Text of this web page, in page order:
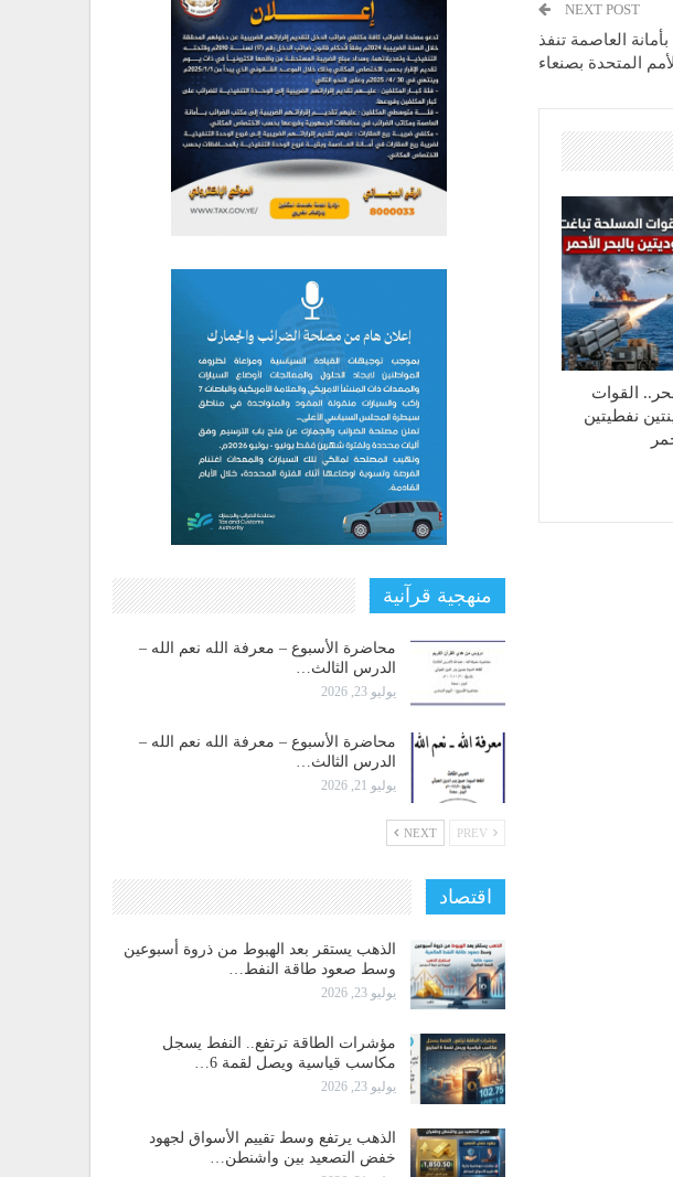
NEXT POST
بأمانة العاصمة تنفذ
المتحدة بصنعاء
القوات
نفطيتين
منهجية قرآنية
محاضرة الأسبوع – معرفة الله نعم الله –
الدرس الثالث…
يوليو 23, 2026
محاضرة الأسبوع – معرفة الله نعم الله –
الدرس الثالث…
يوليو 21, 2026
NEXT
اقتصاد
الذهب يستقر بعد الهبوط من ذروة أسبوعين
وسط صعود طاقة النفط…
يوليو 23, 2026
مؤشرات الطاقة ترتفع.. النفط يسجل
مكاسب قياسية ويصل لقمة 6…
يوليو 23, 2026
الذهب يرتفع وسط تقييم الأسواق لجهود
خفض التصعيد بين واشنطن…